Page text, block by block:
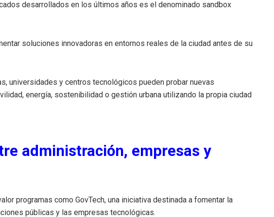
desarrollados en los últimos años es el denominado sandbox
soluciones innovadoras en entornos reales de la ciudad antes de su
universidades y centros tecnológicos pueden probar nuevas
energía, sostenibilidad o gestión urbana utilizando la propia ciudad
administración, empresas y
programas como GovTech, una iniciativa destinada a fomentar la
públicas y las empresas tecnológicas.